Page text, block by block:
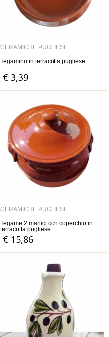
CERAMICHE PUGLIESI
Tegamino in terracotta pugliese
€ 3,39
CERAMICHE PUGLIESI
Tegame 2 manici con coperchio in
terracotta pugliese
€ 15,86